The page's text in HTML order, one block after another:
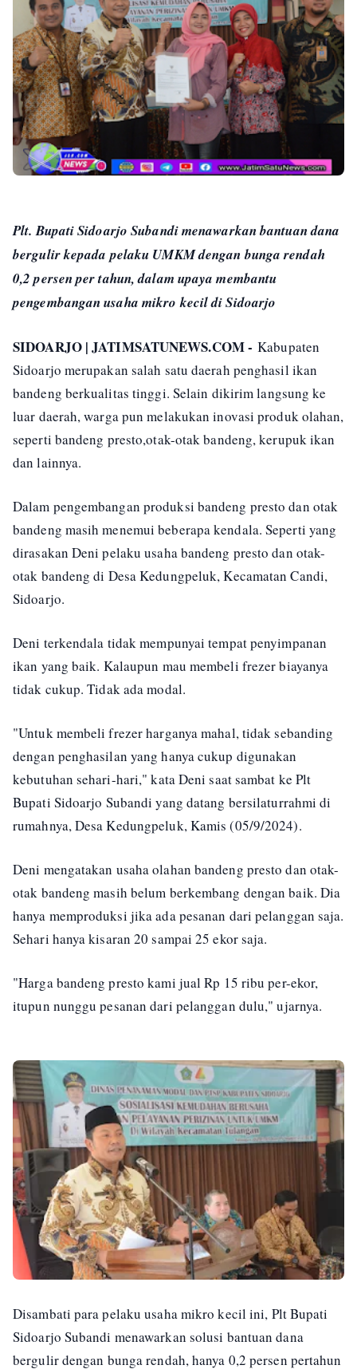
Plt. Bupati Sidoarjo Subandi menawarkan bantuan dana
bergulir kepada pelaku UMKM dengan bunga rendah
0,2 persen per tahun, dalam upaya membantu
pengembangan usaha mikro kecil di Sidoarjo
SIDOARJO | JATIMSATUNEWS.COM - Kabupaten
Sidoarjo merupakan salah satu daerah penghasil ikan
bandeng berkualitas tinggi. Selain dikirim langsung ke
luar daerah, warga pun melakukan inovasi produk olahan,
seperti bandeng presto,otak-otak bandeng, kerupuk ikan
dan lainnya.
Dalam pengembangan produksi bandeng presto dan otak
bandeng masih menemui beberapa kendala. Seperti yang
dirasakan Deni pelaku usaha bandeng presto dan otak-
otak bandeng di Desa Kedungpeluk, Kecamatan Candi,
Sidoarjo.
Deni terkendala tidak mempunyai tempat penyimpanan
ikan yang baik. Kalaupun mau membeli frezer biayanya
tidak cukup. Tidak ada modal.
"Untuk membeli frezer harganya mahal, tidak sebanding
dengan penghasilan yang hanya cukup digunakan
kebutuhan sehari-hari," kata Deni saat sambat ke Plt
Bupati Sidoarjo Subandi yang datang bersilaturrahmi di
rumahnya, Desa Kedungpeluk, Kamis (05/9/2024).
Deni mengatakan usaha olahan bandeng presto dan otak-
otak bandeng masih belum berkembang dengan baik. Dia
hanya memproduksi jika ada pesanan dari pelanggan saja.
Sehari hanya kisaran 20 sampai 25 ekor saja.
"Harga bandeng presto kami jual Rp 15 ribu per-ekor,
itupun nunggu pesanan dari pelanggan dulu," ujarnya.
Disambati para pelaku usaha mikro kecil ini, Plt Bupati
Sidoarjo Subandi menawarkan solusi bantuan dana
bergulir dengan bunga rendah, hanya 0,2 persen pertahun